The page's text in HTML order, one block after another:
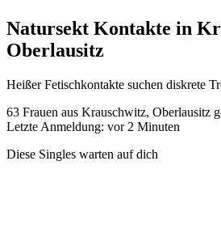
Natursekt Kontakte in
Oberlausitz
Heißer Fetischkontakte suchen diskrete
63 Frauen aus Krauschwitz, Oberlausitz
Letzte Anmeldung: vor 2 Minuten
Diese Singles warten auf dich